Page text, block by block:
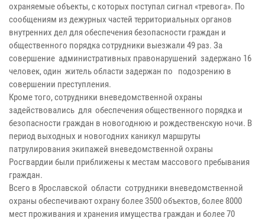
охраняемые объекты, с которых поступал сигнал «тревога». По
сообщениям из дежурных частей территориальных органов
внутренних дел для обеспечения безопасности граждан и
общественного порядка сотрудники выезжали 49 раз. За
совершение административных правонарушений задержано 16
человек, один житель области задержан по подозрению в
совершении преступления.
Кроме того, сотрудники вневедомственной охраны
задействовались для обеспечения общественного порядка и
безопасности граждан в новогоднюю и рождественскую ночи. В
период выходных и новогодних каникул маршруты
патрулирования экипажей вневедомственной охраны
Росгвардии были приближены к местам массового пребывания
граждан.
Всего в Ярославской области сотрудники вневедомственной
охраны обеспечивают охрану более 3500 объектов, более 8000
мест проживания и хранения имущества граждан и более 70